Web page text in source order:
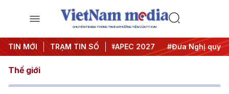
CHUYÊN TRANG THÔNG TIN ĐA PHƯƠNG TIỆN CỦA TTXVN
TIN MỚI TRẠM TIN SỐ
#Hội nghị Trung ương 3 #APEC 2027 #Đưa Nghị quyết
Thế giới